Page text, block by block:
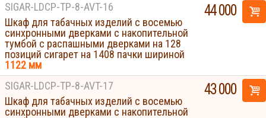
SIGAR-LDCP-TP-8-AVT-16
Шкаф для табачных изделий с восемью
синхронными дверками с накопительной
тумбой с распашными дверками на 128
позиций сигарет на 1408 пачки шириной
1122 мм
44 000
SIGAR-LDCP-TP-8-AVT-17
Шкаф для табачных изделий с восемью
синхронными дверками с накопительной
43 000